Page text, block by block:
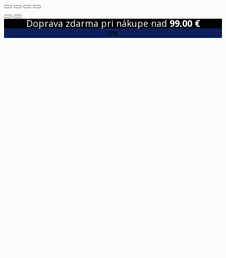
Doprava zdarma pri nákupe nad 99.00 €
0%